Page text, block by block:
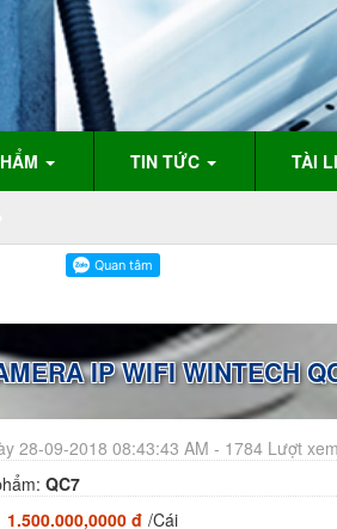
TIN TỨC TÀI
IP WIFI WINTECH
28-09-2018 08:43:43 AM - 1784 Lượt xem
QC7
1.500.000,0000 đ /Cái